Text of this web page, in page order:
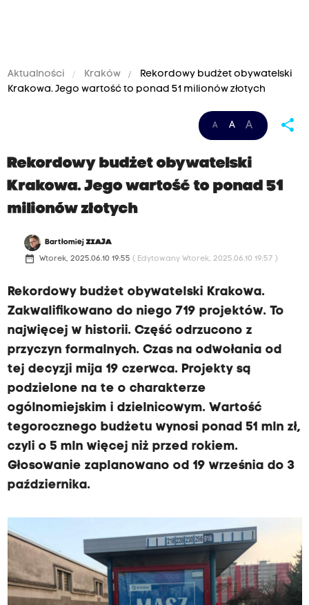
Aktualności Kraków
Rekordowy budżet obywatelski
Krakowa. Jego wartość to ponad 51 milionów złotych
A A A share
Rekordowy budżet obywatelski
Krakowa. Jego wartość to ponad 51
milionów złotych
BartłomiejZIAJA
date_range Wtorek, 2025.06.10 19:55 ( Edytowany Wtorek, 2025.06.10 19:57 )
Rekordowy budżet obywatelski Krakowa.
Zakwalifikowano do niego 719 projektów. To
najwięcej w historii. Część odrzucono z
przyczyn formalnych. Czas na odwołania od
tej decyzji mija 19 czerwca. Projekty są
podzielone na te o charakterze
ogólnomiejskim i dzielnicowym. Wartość
tegorocznego budżetu wynosi ponad 51 mln zł,
czyli o 5 mln więcej niż przed rokiem.
Głosowanie zaplanowano od 19 września do 3
października.